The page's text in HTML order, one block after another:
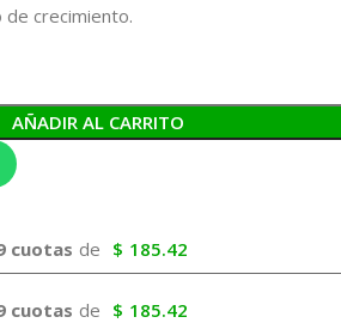
crecimiento.
AÑADIR AL CARRITO
cuotas de $ 185.42
cuotas de $ 185.42